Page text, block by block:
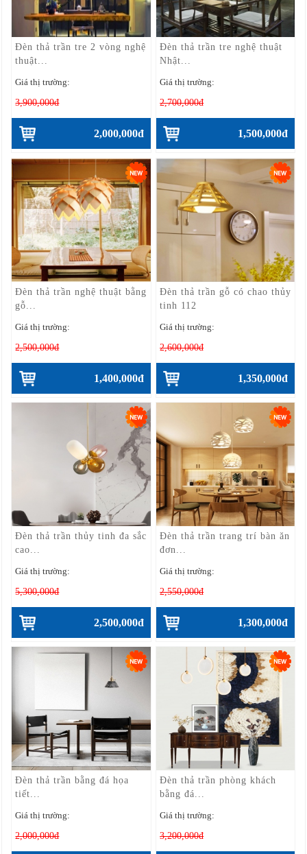
Đèn thả trần tre 2 vòng nghệ
thuật...
Giá thị trường:
3,900,000đ
2,000,000đ
Đèn thả trần tre nghệ thuật
Nhật...
Giá thị trường:
2,700,000đ
1,500,000đ
Đèn thả trần nghệ thuật bằng
gỗ...
Giá thị trường:
2,500,000đ
1,400,000đ
Đèn thả trần gỗ có chao thủy
tinh 112
Giá thị trường:
2,600,000đ
1,350,000đ
Đèn thả trần thủy tinh đa sắc
cao...
Giá thị trường:
5,300,000đ
2,500,000đ
Đèn thả trần trang trí bàn ăn
đơn...
Giá thị trường:
2,550,000đ
1,300,000đ
Đèn thả trần bằng đá họa
tiết...
Giá thị trường:
2,000,000đ
Đèn thả trần phòng khách
bằng đá...
Giá thị trường:
3,200,000đ